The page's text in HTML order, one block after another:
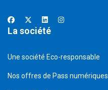
La société
Une société Eco-responsable
Nos offres de Pass numériques